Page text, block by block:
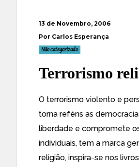
13 de Novembro, 2006
Por Carlos Esperança
Não categorizado
Terrorismo
O terrorismo violento e
torna reféns as
liberdade e compromete
individuais, tem a marca
religião, inspira-se nos